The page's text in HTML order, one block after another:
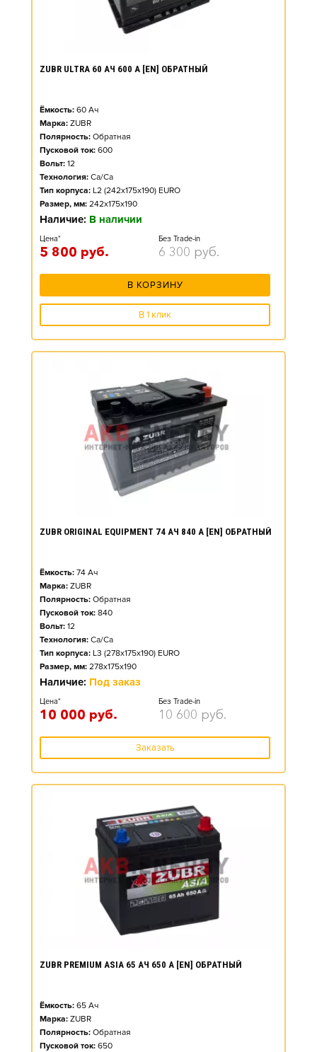
ZUBR ULTRA 60 АЧ 600 А [EN] ОБРАТНЫЙ
Ёмкость: 60 Ач
Марка: ZUBR
Полярность: Обратная
Пусковой ток: 600
Вольт: 12
Технология: Ca/Ca
Тип корпуса: L2 (242x175x190) EURO
Размер, мм: 242x175x190
Наличие: В наличии
Цена*
5 800 руб.
Без Trade-in
6 300 руб.
В КОРЗИНУ
В 1 клик
ZUBR ORIGINAL EQUIPMENT 74 АЧ 840 А [EN] ОБРАТНЫЙ
Ёмкость: 74 Ач
Марка: ZUBR
Полярность: Обратная
Пусковой ток: 840
Вольт: 12
Технология: Ca/Ca
Тип корпуса: L3 (278x175x190) EURO
Размер, мм: 278x175x190
Наличие: Под заказ
Цена*
10 000 руб.
Без Trade-in
10 600 руб.
Заказать
ZUBR PREMIUM ASIA 65 АЧ 650 А [EN] ОБРАТНЫЙ
Ёмкость: 65 Ач
Марка: ZUBR
Полярность: Обратная
Пусковой ток: 650